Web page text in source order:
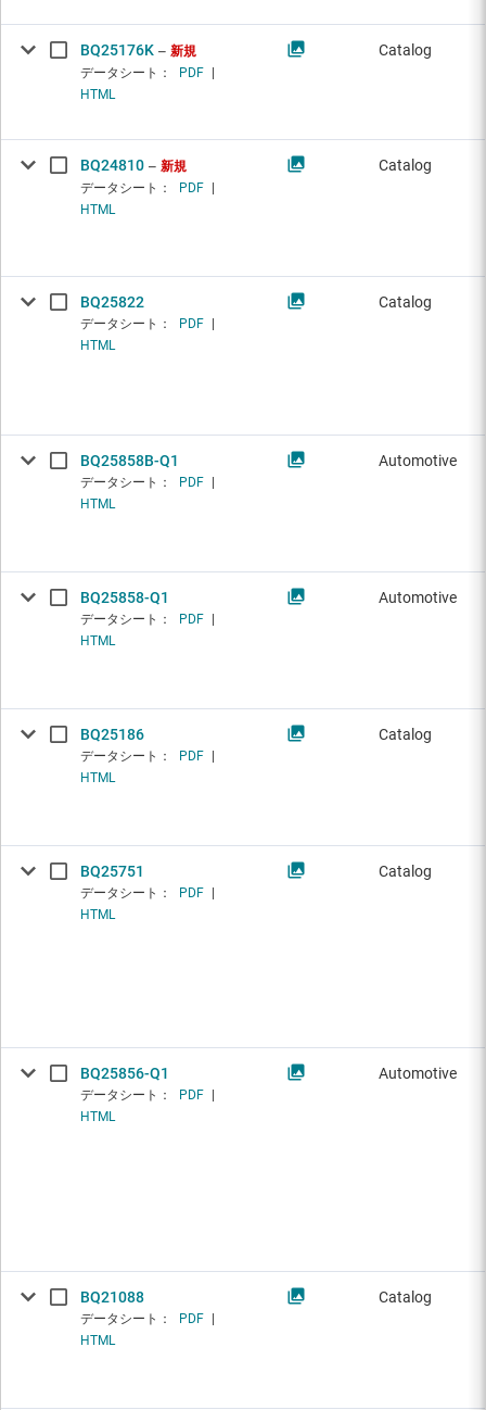
BQ25176K
新規
データシート：
PDF
HTML
Catalog
BQ24810
新規
データシート：
PDF
HTML
Catalog
BQ25822
データシート： PDF
HTML
Catalog
BQ25858B-Q1
データシート： PDF
HTML
Automotive
BQ25858-Q1
データシート： PDF
HTML
Automotive
BQ25186
データシート： PDF
HTML
Catalog
BQ25751
データシート： PDF
HTML
Catalog
BQ25856-Q1
データシート： PDF
HTML
Automotive
BQ21088
データシート： PDF
HTML
Catalog